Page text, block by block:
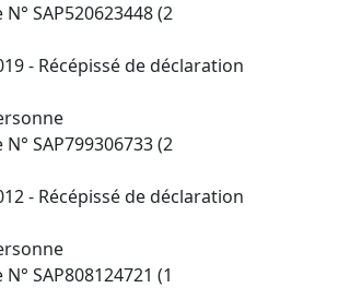
SAP520623448 (2
- Récépissé de déclaration
SAP799306733 (2
- Récépissé de déclaration
SAP808124721 (1